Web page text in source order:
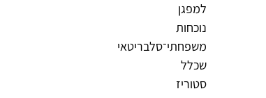
למפגן
נוכחות
משפחתי־סלבריטאי
שכלל
סטוריז